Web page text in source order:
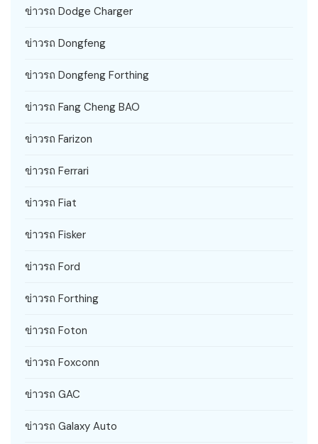
ข่าวรถ Dodge Charger
ข่าวรถ Dongfeng
ข่าวรถ Dongfeng Forthing
ข่าวรถ Fang Cheng BAO
ข่าวรถ Farizon
ข่าวรถ Ferrari
ข่าวรถ Fiat
ข่าวรถ Fisker
ข่าวรถ Ford
ข่าวรถ Forthing
ข่าวรถ Foton
ข่าวรถ Foxconn
ข่าวรถ GAC
ข่าวรถ Galaxy Auto